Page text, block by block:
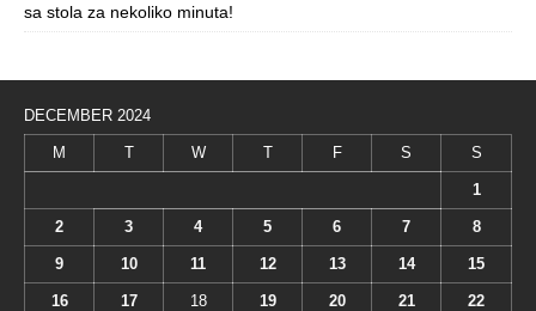
sa stola za nekoliko minuta!
DECEMBER 2024
M T W T F S S
1
2 3 4 5 6 7 8
9 10 11 12 13 14 15
16 17 18 19 20 21 22